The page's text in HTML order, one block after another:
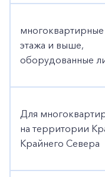
этажа и выше,
оборудованные
Для
на территории
Крайнего Севера